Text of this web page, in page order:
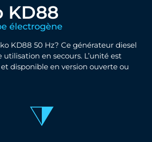
KD88
électrogène
KD88 50 Hz? Ce générateur diesel
en secours. L’unité est
disponible en version ouverte ou